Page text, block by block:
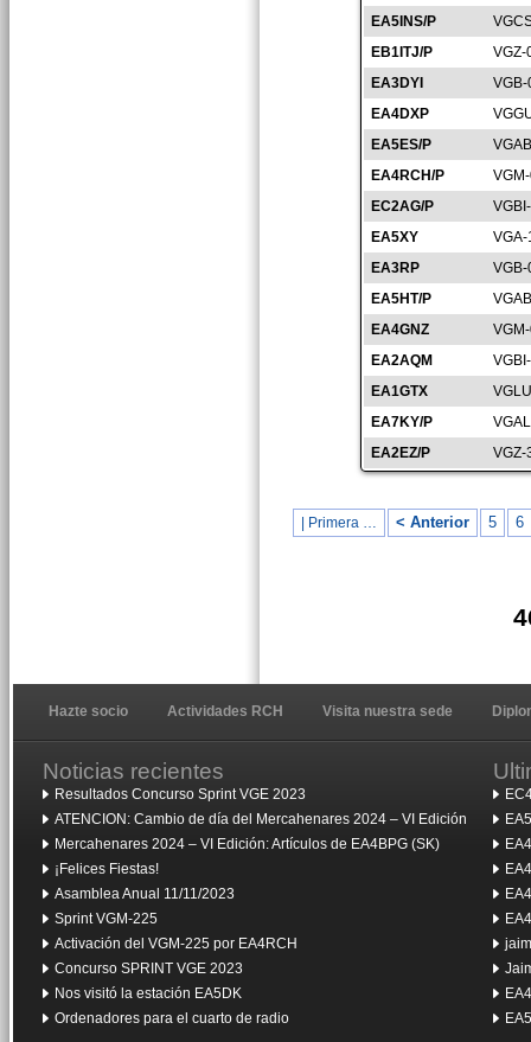
EA5INS/P
EB1ITJ/P
VGZ-
EA3DYI
EA4DXP
EA5ES/P
EA4RCH/P
EC2AG/P
EA5XY
EA3RP
EA5HT/P
EA4GNZ
EA2AQM
EA1GTX
EA7KY/P
EA2EZ/P
VGZ-
| Primera … < Anterior 5 6
Hazte socio Actividades RCH Visita nuestra sede
Noticias recientes
Resultados Concurso Sprint VGE 2023
ATENCION: Cambio de día del Mercahenares 2024 – VI Edición
Mercahenares 2024 – VI Edición: Artículos de EA4BPG (SK)
¡Felices Fiestas!
Asamblea Anual 11/11/2023
Sprint VGM-225
Activación del VGM-225 por EA4RCH
Concurso SPRINT VGE 2023
Nos visitó la estación EA5DK
Ordenadores para el cuarto de radio